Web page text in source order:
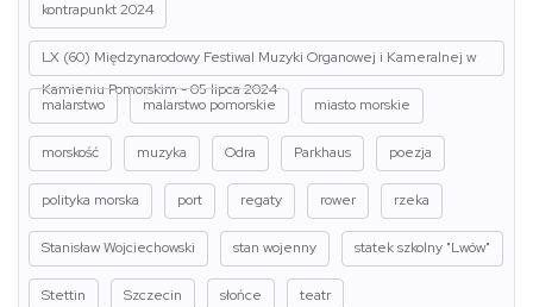
kontrapunkt 2024
LX (60) Międzynarodowy Festiwal Muzyki Organowej i Kameralnej w
Kamieniu Pomorskim - 05 lipca 2024
malarstwo
malarstwo pomorskie miasto morskie
morskość muzyka Odra Parkhaus poezja
polityka morska port regaty rower rzeka
Stanisław Wojciechowski stan wojenny statek szkolny "Lwów"
Stettin Szczecin słońce teatr